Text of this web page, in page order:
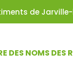
de
DES NOMS DES